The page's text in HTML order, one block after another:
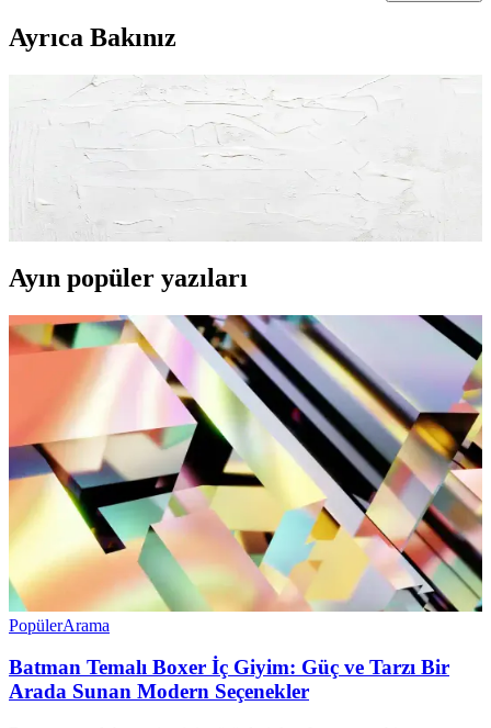
Ayrıca Bakınız
Facebook'da Mavi Forma ve Sosyal Medya
Güvenliği İpuçları ve Trendler
Facebook'da mavi forma ve renk temasıyla güvenli ve etkili profil
oluşturma, güvenlik önlemleri ve trendler hakkında kapsamlı bilgiler
içerir.
Ayın popüler yazıları
PopülerArama
Batman Temalı Boxer İç Giyim: Güç ve Tarzı Bir
Arada Sunan Modern Seçenekler